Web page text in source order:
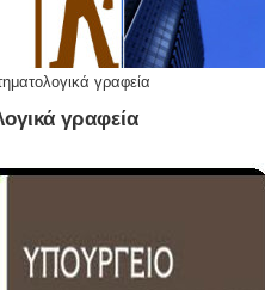
γραφεία
γραφεία